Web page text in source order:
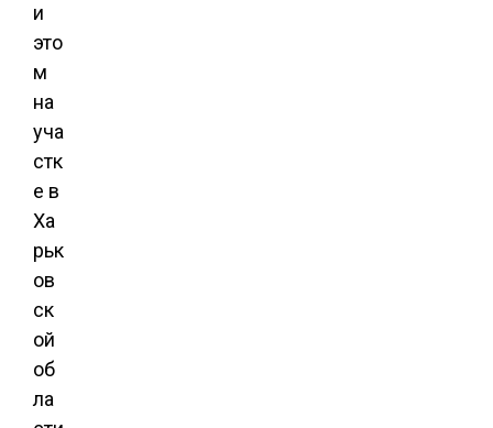
и
это
м
на
уча
стк
е в
Ха
рьк
ов
ск
ой
об
ла